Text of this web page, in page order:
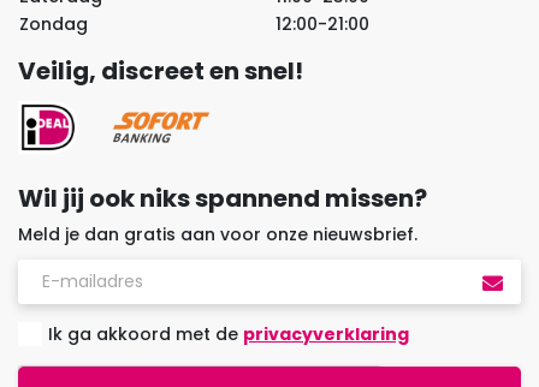
Zondag
12:00-21:00
Veilig, discreet en snel!
Wil jij ook niks spannend missen?
Meld je dan gratis aan voor onze nieuwsbrief.
Ik ga akkoord met de privacyverklaring